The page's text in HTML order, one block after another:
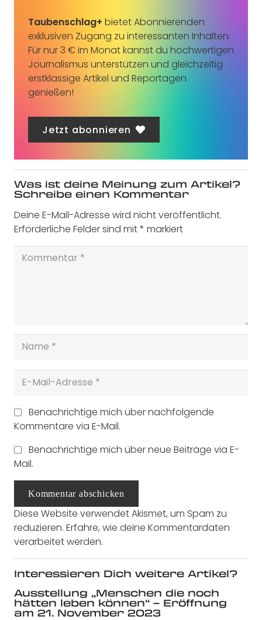
Taubenschlag+ bietet Abonnierenden
exklusiven Zugang zu interessanten Inhalten.
Für nur 3 € im Monat kannst du hochwertigen
Journalismus unterstützen und gleichzeitig
erstklassige Artikel und Reportagen
genießen!
Jetzt abonnieren
Was ist deine Meinung zum Artikel?
Schreibe einen Kommentar
Deine E-Mail-Adresse wird nicht veröffentlicht.
Erforderliche Felder sind mit* markiert
Benachrichtige mich über nachfolgende
Kommentare via E-Mail.
Benachrichtige mich über neue Beiträge via E-
Mail.
Kommentar abschicken
Diese Website verwendet Akismet, um Spam zu
reduzieren. Erfahre, wie deine Kommentardaten
verarbeitet werden.
Interessieren Dich weitere Artikel?
Ausstellung „Menschen die noch
hätten leben können“ – Eröffnung
am 21. November 2023